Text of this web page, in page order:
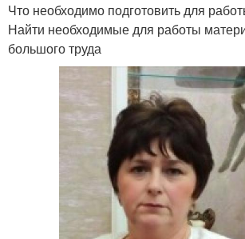
Что необходимо подготовить для
Найти необходимые для работы
большого труда